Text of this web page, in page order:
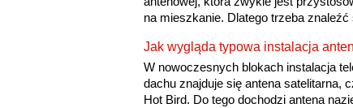
na mieszkanie. Dlatego trzeba
Jak wygląda typowa instalacja
W nowoczesnych blokach instalacja
dachu znajduje się antena satelitarna,
Hot Bird. Do tego dochodzi antena